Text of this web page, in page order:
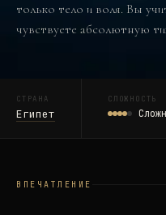
только тело и воля. Вы
чувствуете абсолютную
СТРАНА
Египет
СЛОЖНОСТЬ
ВПЕЧАТЛЕНИЕ